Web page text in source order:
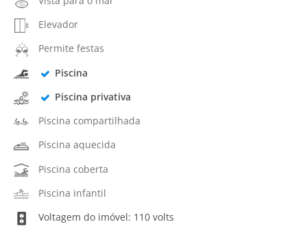
Elevador
Permite festas
Piscina
Piscina privativa
Piscina compartilhada
Piscina aquecida
Piscina coberta
Piscina infantil
Voltagem do imóvel: 110 volts